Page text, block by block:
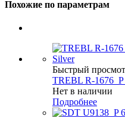
Похожие по параметрам
Быстрый
TREBL R-
Нет в наличии
Подробнее